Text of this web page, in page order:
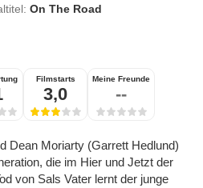
On The Road
Filmstarts
3,0
Meine Freunde
--
Dean Moriarty (Garrett Hedlund)
die im Hier und Jetzt der
von Sals Vater lernt der junge